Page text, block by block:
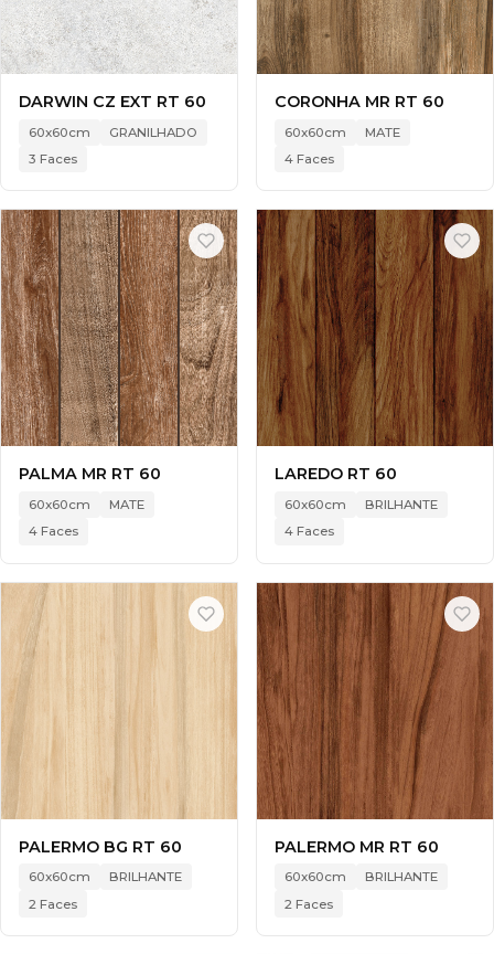
DARWIN CZ EXT RT 60
60x60cm
GRANILHADO
3 Faces
CORONHA MR RT 60
60x60cm
MATE
4 Faces
PALMA MR RT 60
60x60cm
MATE
4 Faces
LAREDO RT 60
60x60cm
BRILHANTE
4 Faces
PALERMO BG RT 60
60x60cm
BRILHANTE
2 Faces
PALERMO MR RT 60
60x60cm
BRILHANTE
2 Faces